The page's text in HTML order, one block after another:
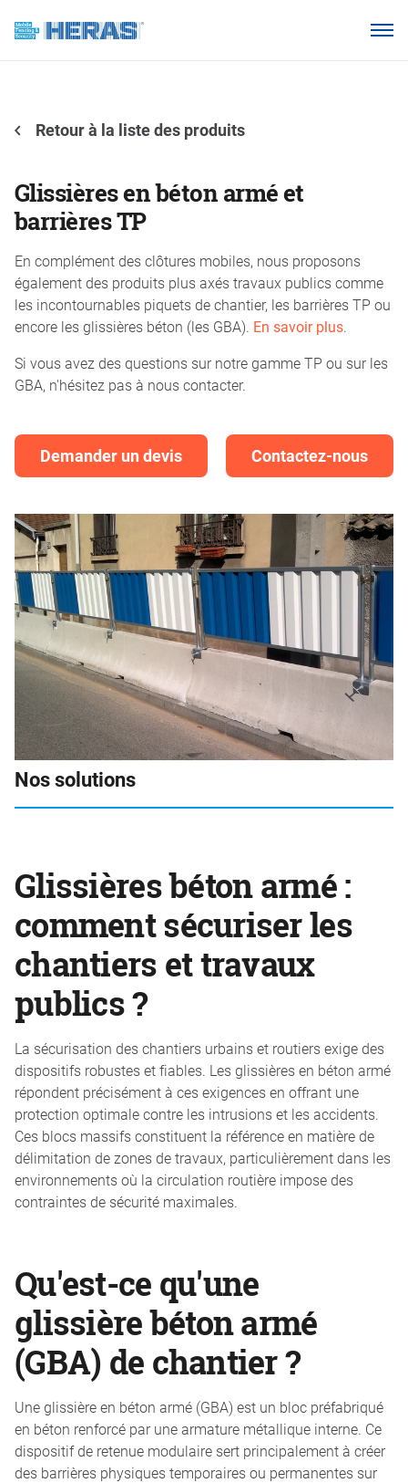
Nos clients
À propos de nous
Espace Distributeur
Retour à la liste des produits
Glissières en béton armé et
barrières TP
En complément des clôtures mobiles, nous proposons
également des produits plus axés travaux publics comme
les incontournables piquets de chantier, les barrières TP ou
encore les glissières béton (les GBA). En savoir plus.
Si vous avez des questions sur notre gamme TP ou sur les
GBA, n'hésitez pas à nous contacter.
Demander un devis Contactez-nous
Nos solutions
Glissières béton armé :
comment sécuriser les
chantiers et travaux
publics ?
La sécurisation des chantiers urbains et routiers exige des
dispositifs robustes et fiables. Les glissières en béton armé
répondent précisément à ces exigences en offrant une
protection optimale contre les intrusions et les accidents.
Ces blocs massifs constituent la référence en matière de
délimitation de zones de travaux, particulièrement dans les
environnements où la circulation routière impose des
contraintes de sécurité maximales.
Qu'est-ce qu'une
glissière béton armé
(GBA) de chantier ?
Une glissière en béton armé (GBA) est un bloc préfabriqué
en béton renforcé par une armature métallique interne. Ce
dispositif de retenue modulaire sert principalement à créer
des barrières physiques temporaires ou permanentes sur